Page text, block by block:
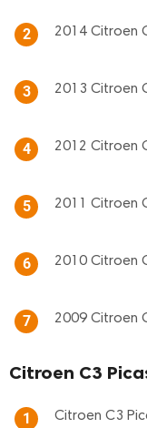
2 2014 Citroen
3 2013 Citroen
4 2012 Citroen
5 2011 Citroen
6 2010 Citroen
7 2009 Citroen
Citroen C3
1 Citroen C3